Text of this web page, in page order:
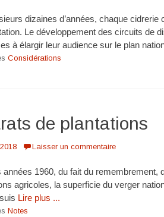
dizaines d’années, chaque
Le développement des circuits de
à élargir leur audience sur le plan
Considérations
de plantations
Laisser un commentaire
années 1960, du fait du
agricoles, la superficie du verger
Lire plus ...
Notes